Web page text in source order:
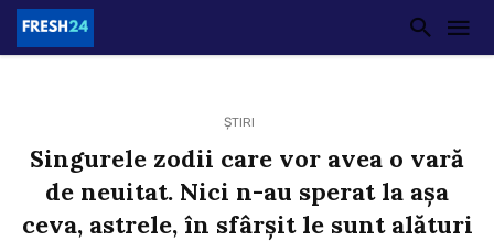
ȘTIRI
Singurele zodii care vor avea o vară
de neuitat. Nici n-au sperat la așa
ceva, astrele, în sfârșit le sunt alături